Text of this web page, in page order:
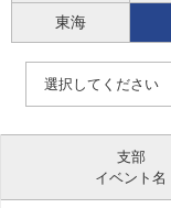
東海
選択してください
支部
イベント名